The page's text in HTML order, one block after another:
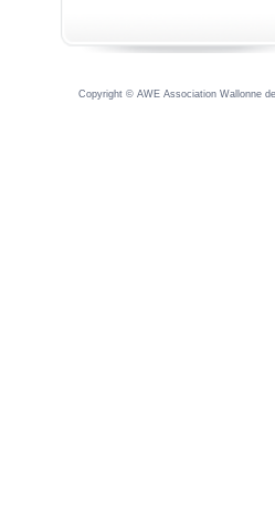
Copyright © AWE Association Wallonne